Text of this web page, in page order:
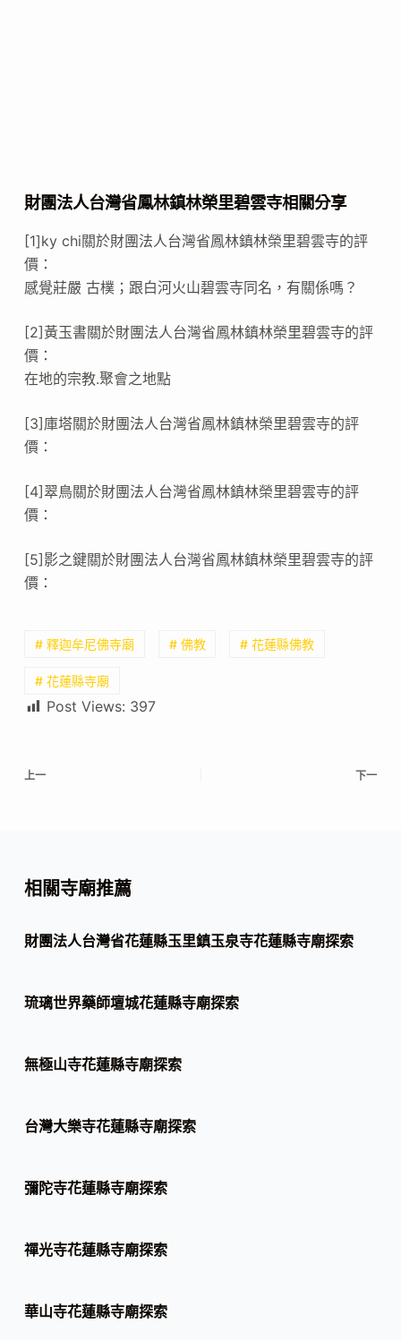
財團法人台灣省鳳林鎮林榮里碧雲寺相關分享
[1]ky chi關於財團法人台灣省鳳林鎮林榮里碧雲寺的評
價：
感覺莊嚴 古樸；跟白河火山碧雲寺同名，有關係嗎？
[2]黃玉書關於財團法人台灣省鳳林鎮林榮里碧雲寺的評
價：
在地的宗教.聚會之地點
[3]庫塔關於財團法人台灣省鳳林鎮林榮里碧雲寺的評
價：
[4]翠鳥關於財團法人台灣省鳳林鎮林榮里碧雲寺的評
價：
[5]影之鍵關於財團法人台灣省鳳林鎮林榮里碧雲寺的評
價：
# 釋迦牟尼佛寺廟 # 佛教 # 花蓮縣佛教
# 花蓮縣寺廟
Post Views: 397
上一 下一
相關寺廟推薦
財團法人台灣省花蓮縣玉里鎮玉泉寺花蓮縣寺廟探索
琉璃世界藥師壇城花蓮縣寺廟探索
無極山寺花蓮縣寺廟探索
台灣大樂寺花蓮縣寺廟探索
彌陀寺花蓮縣寺廟探索
禪光寺花蓮縣寺廟探索
華山寺花蓮縣寺廟探索